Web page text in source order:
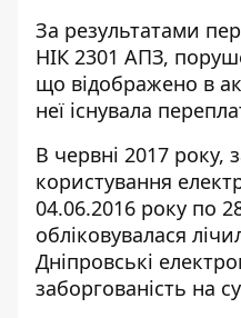
За результатами
НІК 2301 АПЗ,
що відображено в
неї існувала
В червні 2017 року,
користування
04.06.2016 року по
обліковувалася
Дніпровські
заборгованість на